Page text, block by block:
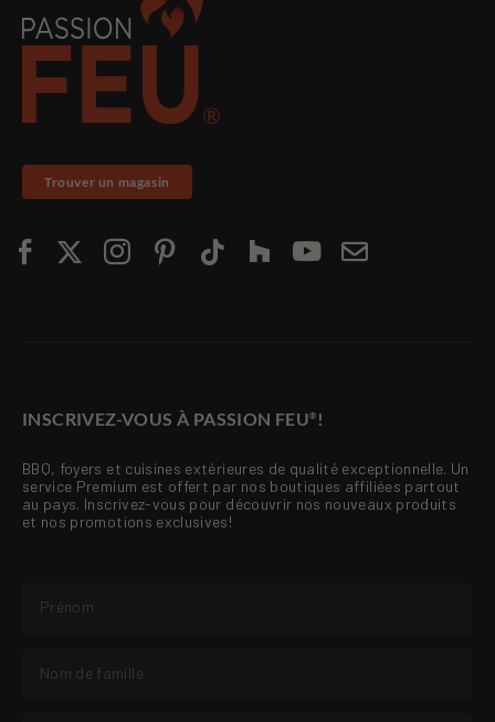
Trouver un magasin
INSCRIVEZ-VOUS À PASSION FEU® !
BBQ, foyers et cuisines extérieures de qualité exceptionnelle. Un
service Premium est offert par nos boutiques affiliées partout
au pays. Inscrivez-vous pour découvrir nos nouveaux produits
et nos promotions exclusives!